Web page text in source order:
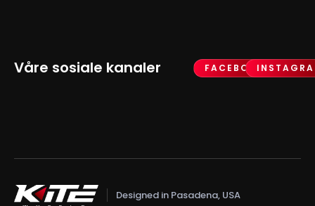
Våre sosiale kanaler FACEBOOK
Designed in Pasadena, USA